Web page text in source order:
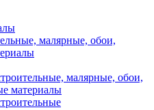
малярные, обои,
малярные, обои,
материалы